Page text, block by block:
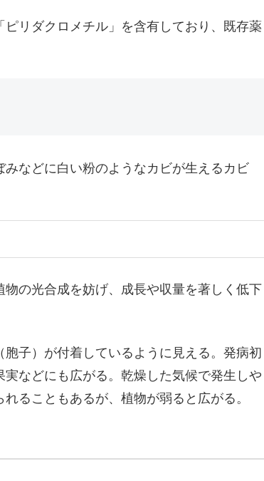
リダクロメチル」を含有しており、既存薬
などに白い粉のようなカビが生えるカビ
の光合成を妨げ、成長や収量を著しく低下
子）が付着しているように見える。発病初
などにも広がる。乾燥した気候で発生しや
ることもあるが、植物が弱ると広がる。